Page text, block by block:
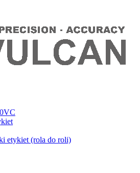
etykiet (rola do roli)